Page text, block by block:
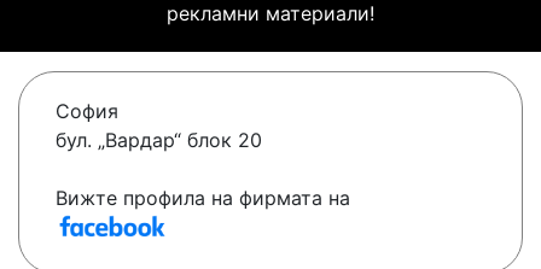
рекламни материали!
София
бул. „Вардар“ блок 20
Вижте профила на фирмата на